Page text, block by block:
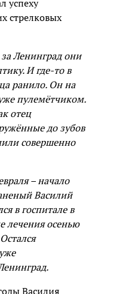
успеху
стрелковых
Ленинград они
И где-то в
ранило. Он на
пулемётчиком.
отец
до зубов
совершенно
– начало
Василий
в госпитале в
лечения осенью
Василия